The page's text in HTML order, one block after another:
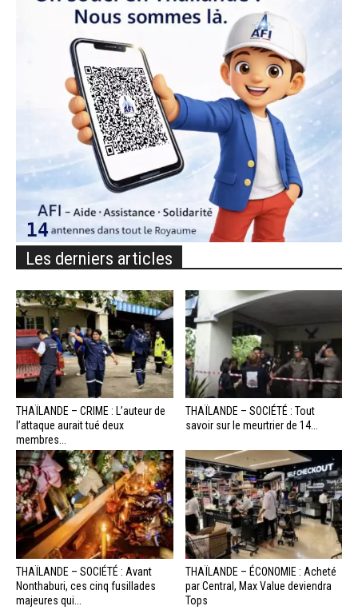
Les derniers articles
THAÏLANDE – CRIME : L’auteur de
l’attaque aurait tué deux
membres...
THAÏLANDE – SOCIÉTÉ : Tout
savoir sur le meurtrier de 14...
THAÏLANDE – SOCIÉTÉ : Avant
Nonthaburi, ces cinq fusillades
majeures qui...
THAÏLANDE – ÉCONOMIE : Acheté
par Central, Max Value deviendra
Tops